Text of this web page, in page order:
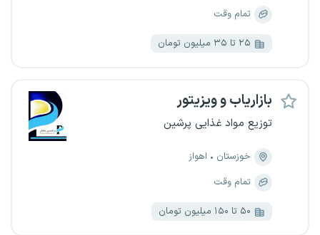
تمام وقت
۲۵ تا ۳۵ میلیون تومان
بازاریاب و ویزیتور
توزیع مواد غذایی پرشین
خوزستان
اهواز
تمام وقت
۵۰ تا ۱۵۰ میلیون تومان